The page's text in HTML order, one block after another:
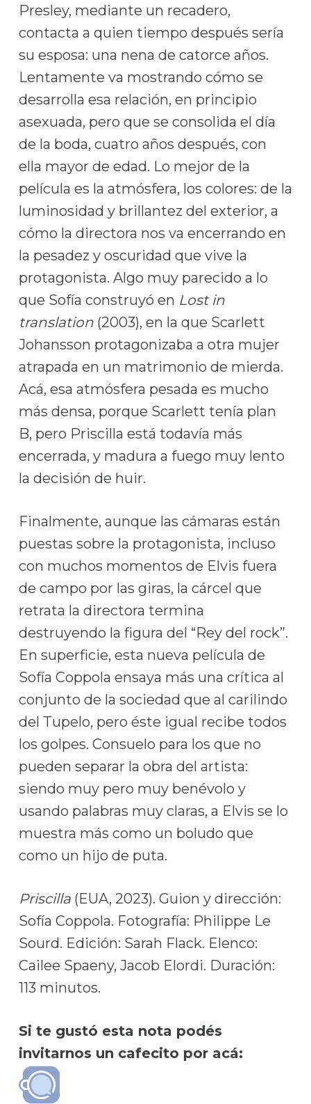
Presley, mediante un recadero,
contacta a quien tiempo después sería
su esposa: una nena de catorce años.
Lentamente va mostrando cómo se
desarrolla esa relación, en principio
asexuada, pero que se consolida el día
de la boda, cuatro años después, con
ella mayor de edad. Lo mejor de la
película es la atmósfera, los colores: de la
luminosidad y brillantez del exterior, a
cómo la directora nos va encerrando en
la pesadez y oscuridad que vive la
protagonista. Algo muy parecido a lo
que Sofía construyó en Lost in
translation(2003), en la que Scarlett
Johansson protagonizaba a otra mujer
atrapada en un matrimonio de mierda.
Acá, esa atmósfera pesada es mucho
más densa, porque Scarlett tenía plan
B, pero Priscilla está todavía más
encerrada, y madura a fuego muy lento
la decisión de huir.
Finalmente, aunque las cámaras están
puestas sobre la protagonista, incluso
con muchos momentos de Elvis fuera
de campo por las giras, la cárcel que
retrata la directora termina
destruyendo la figura del “Rey del rock”.
En superficie, esta nueva película de
Sofía Coppola ensaya más una crítica al
conjunto de la sociedad que al carilindo
del Tupelo, pero éste igual recibe todos
los golpes. Consuelo para los que no
pueden separar la obra del artista:
siendo muy pero muy benévolo y
usando palabras muy claras, a Elvis se lo
muestra más como un boludo que
como un hijo de puta.
Priscilla(EUA, 2023). Guion y dirección:
Sofía Coppola. Fotografía: Philippe Le
Sourd. Edición: Sarah Flack. Elenco:
Cailee Spaeny, Jacob Elordi. Duración:
113 minutos.
Si te gustó esta nota podés
invitarnos un cafecito por acá: